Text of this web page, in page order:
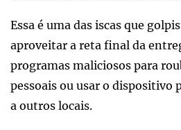
Essa é uma das iscas que
aproveitar a reta final da
programas maliciosos para
pessoais ou usar o dispositivo
a outros locais.